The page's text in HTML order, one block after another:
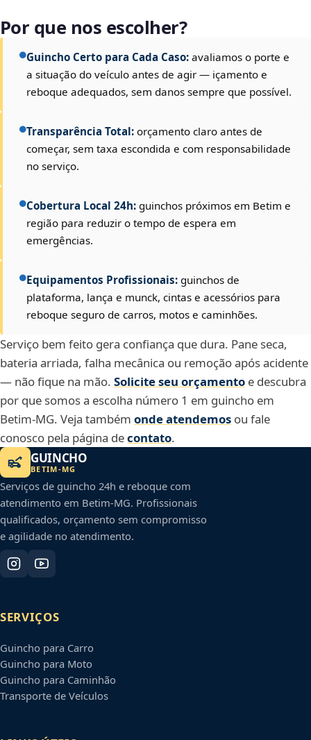
Por que nos escolher?
Guincho Certo para Cada Caso: avaliamos o porte e
a situação do veículo antes de agir — içamento e
reboque adequados, sem danos sempre que possível.
Transparência Total: orçamento claro antes de
começar, sem taxa escondida e com responsabilidade
no serviço.
Cobertura Local 24h: guinchos próximos em Betim e
região para reduzir o tempo de espera em
emergências.
Equipamentos Profissionais: guinchos de
plataforma, lança e munck, cintas e acessórios para
reboque seguro de carros, motos e caminhões.
Serviço bem feito gera confiança que dura. Pane seca,
bateria arriada, falha mecânica ou remoção após acidente
— não fique na mão. Solicite seu orçamento e descubra
por que somos a escolha número 1 em guincho em
Betim-MG. Veja também onde atendemos ou fale
conosco pela página decontato.
GUINCHO
BETIM-MG
Serviços de guincho 24h e reboque com
atendimento em Betim-MG. Profissionais
qualificados, orçamento sem compromisso
e agilidade no atendimento.
SERVIÇOS
Guincho para Carro
Guincho para Moto
Guincho para Caminhão
Transporte de Veículos